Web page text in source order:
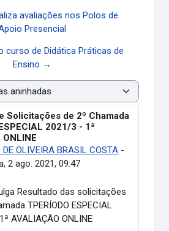
avaliações nos Polos de
Presencial
curso de Didática Práticas de
Ensino →
Solicitações de 2º Chamada
2021/3 - 1ª
DE OLIVEIRA BRASIL COSTA -
2 ago. 2021, 09:47
0
Resultado das solicitações
TPERÍODO ESPECIAL
AVALIAÇÃO ONLINE